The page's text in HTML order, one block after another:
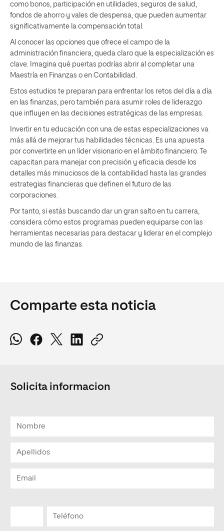
como bonos, participación en utilidades, seguros de salud,
fondos de ahorro y vales de despensa, que pueden aumentar
significativamente la compensación total.
Al conocer las opciones que ofrece el campo de la
administración financiera, queda claro que la especialización es
clave. Imagina qué puertas podrías abrir al completar una
Maestría en Finanzas o en Contabilidad.
Estos estudios te preparan para enfrentar los retos del día a día
en las finanzas, pero también para asumir roles de liderazgo
que influyen en las decisiones estratégicas de las empresas.
Invertir en tu educación con una de estas especializaciones va
más allá de mejorar tus habilidades técnicas. Es una apuesta
por convertirte en un líder visionario en el ámbito financiero. Te
capacitan para manejar con precisión y eficacia desde los
detalles más minuciosos de la contabilidad hasta las grandes
estrategias financieras que definen el futuro de las
corporaciones.
Por tanto, si estás buscando dar un gran salto en tu carrera,
considera cómo estos programas pueden equiparse con las
herramientas necesarias para destacar y liderar en el complejo
mundo de las finanzas.
Comparte esta noticia
Solicita informacion